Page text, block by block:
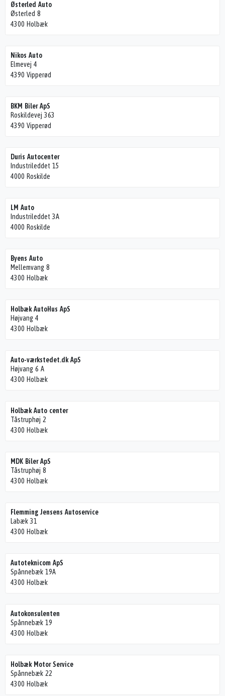
Østerled Auto
Østerled 8
4300 Holbæk
Nikos Auto
Elmevej 4
4390 Vipperød
BKM Biler ApS
Roskildevej 363
4390 Vipperød
Duris Autocenter
Industrileddet 15
4000 Roskilde
LM Auto
Industrileddet 3A
4000 Roskilde
Byens Auto
Mellemvang 8
4300 Holbæk
Holbæk AutoHus ApS
Højvang 4
4300 Holbæk
Auto-værkstedet.dk ApS
Højvang 6 A
4300 Holbæk
Holbæk Auto center
Tåstruphøj 2
4300 Holbæk
MDK Biler ApS
Tåstruphøj 8
4300 Holbæk
Flemming Jensens Autoservice
Labæk 31
4300 Holbæk
Autoteknicom ApS
Spånnebæk 19A
4300 Holbæk
Autokonsulenten
Spånnebæk 19
4300 Holbæk
Holbæk Motor Service
Spånnebæk 22
4300 Holbæk